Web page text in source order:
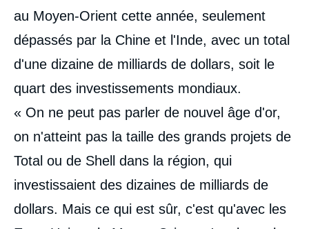
au Moyen-Orient cette année, seulement
dépassés par la Chine et l'Inde, avec un total
d'une dizaine de milliards de dollars, soit le
quart des investissements mondiaux.
« On ne peut pas parler de nouvel âge d'or,
on n'atteint pas la taille des grands projets de
Total ou de Shell dans la région, qui
investissaient des dizaines de milliards de
dollars. Mais ce qui est sûr, c'est qu'avec les